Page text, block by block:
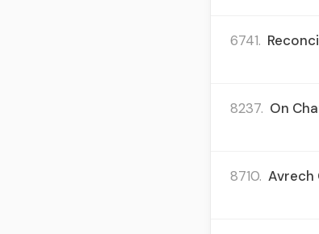
6741.
8237. On
8710. Avrech